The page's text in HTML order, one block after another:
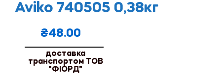
Aviko 740505 0,38кг
₴48.00
доставка
транспортом ТОВ
"ФІОРД"